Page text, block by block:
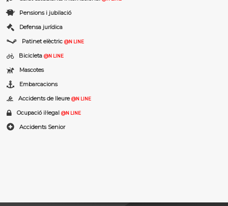
Pensions i jubilació
Defensa jurídica
Patinet elèctric @N LINE
Bicicleta @N LINE
Mascotes
Embarcacions
Accidents de lleure@N LINE
Ocupació il·legal @N LINE
Accidents Senior